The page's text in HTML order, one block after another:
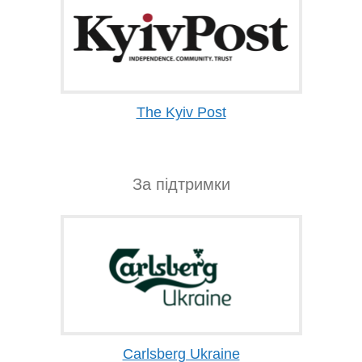
The Kyiv Post
За підтримки
Carlsberg Ukraine